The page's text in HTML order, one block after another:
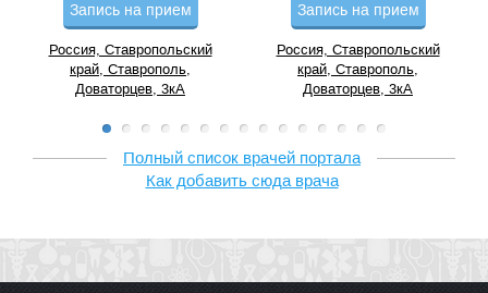
Запись на прием
Россия, Ставропольский
край, Ставрополь,
Доваторцев, 3кА
Запись на прием
Россия, Ставропольский
край, Ставрополь,
Доваторцев, 3кА
Полный список врачей портала
Как добавить сюда врача